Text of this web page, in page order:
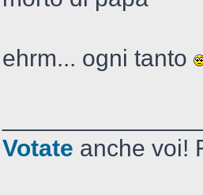
ehrm... ogni tanto
Votate anche voi!